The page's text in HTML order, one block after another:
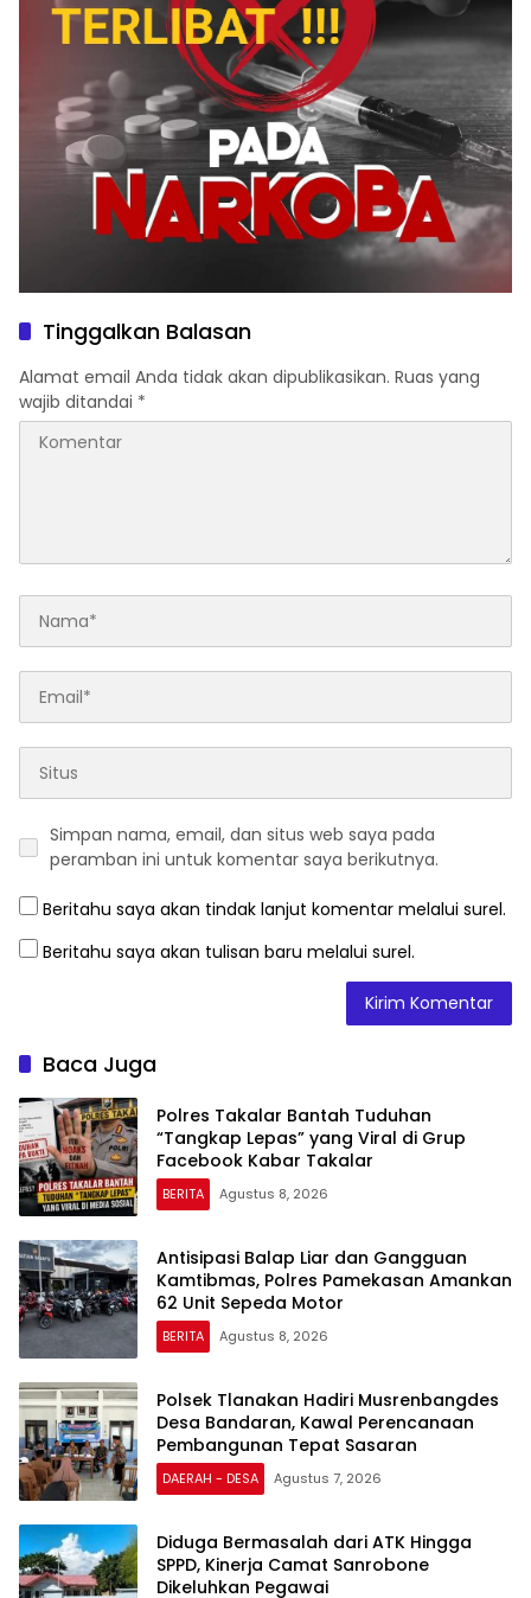
Tinggalkan Balasan
Alamat email Anda tidak akan dipublikasikan. Ruas yang
wajib ditandai *
Simpan nama, email, dan situs web saya pada
peramban ini untuk komentar saya berikutnya.
Beritahu saya akan tindak lanjut komentar melalui surel.
Beritahu saya akan tulisan baru melalui surel.
Baca Juga
Polres Takalar Bantah Tuduhan
“Tangkap Lepas” yang Viral di Grup
Facebook Kabar Takalar
BERITA Agustus 8, 2026
Antisipasi Balap Liar dan Gangguan
Kamtibmas, Polres Pamekasan Amankan
62 Unit Sepeda Motor
BERITA Agustus 8, 2026
Polsek Tlanakan Hadiri Musrenbangdes
Desa Bandaran, Kawal Perencanaan
Pembangunan Tepat Sasaran
DAERAH - DESA Agustus 7, 2026
Diduga Bermasalah dari ATK Hingga
SPPD, Kinerja Camat Sanrobone
Dikeluhkan Pegawai